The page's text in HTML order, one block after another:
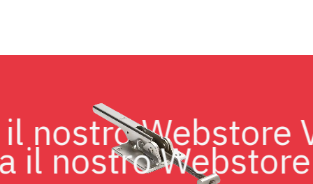
il nostro
nostro Webstore